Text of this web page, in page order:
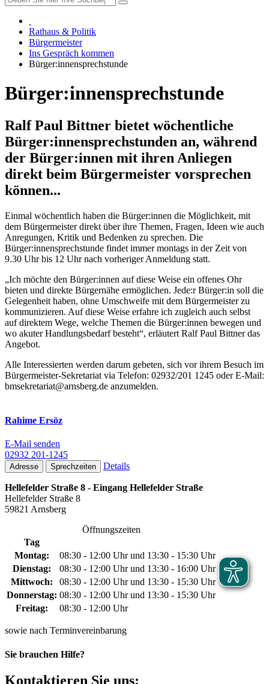
Rathaus & Politik
Bürgermeister
Ins Gespräch kommen
Bürger:innensprechstunde
Bürger:innensprechstunde
Ralf Paul Bittner bietet wöchentliche
Bürger:innensprechstunden an, während
der Bürger:innen mit ihren Anliegen
direkt beim Bürgermeister vorsprechen
können...
Einmal wöchentlich haben die Bürger:innen die Möglichkeit, mit
dem Bürgermeister direkt über ihre Themen, Fragen, Ideen wie auch
Anregungen, Kritik und Bedenken zu sprechen. Die
Bürger:innensprechstunde findet immer montags in der Zeit von
9.30 Uhr bis 12 Uhr nach vorheriger Anmeldung statt.
„Ich möchte den Bürger:innen auf diese Weise ein offenes Ohr
bieten und direkte Bürgernähe ermöglichen. Jede:r Bürger:in soll die
Gelegenheit haben, ohne Umschweife mit dem Bürgermeister zu
kommunizieren. Auf diese Weise erfahre ich zugleich auch selbst
auf direktem Wege, welche Themen die Bürger:innen bewegen und
wo akuter Handlungsbedarf besteht“, erläutert Ralf Paul Bittner das
Angebot.
Alle Interessierten werden darum gebeten, sich vor ihrem Besuch im
Bürgermeister-Sekretariat via Telefon: 02932/201 1245 oder E-Mail:
bmsekretariat@arnsberg.de anzumelden.
Rahime Ersöz
E-Mail senden
02932 201-1245
Adresse Sprechzeiten Details
Hellefelder Straße 8 - Eingang Hellefelder Straße
Hellefelder Straße 8
59821 Arnsberg
Öffnungszeiten
Tag
Montag:
08:30 - 12:00 Uhr und 13:30 - 15:30 Uhr
Dienstag:
08:30 - 12:00 Uhr und 13:30 - 16:00 Uhr
Mittwoch:
08:30 - 12:00 Uhr und 13:30 - 15:30 Uhr
Donnerstag: 08:30 - 12:00 Uhr und 13:30 - 15:30 Uhr
Freitag:
08:30 - 12:00 Uhr
sowie nach Terminvereinbarung
Sie brauchen Hilfe?
Kontaktieren Sie uns: